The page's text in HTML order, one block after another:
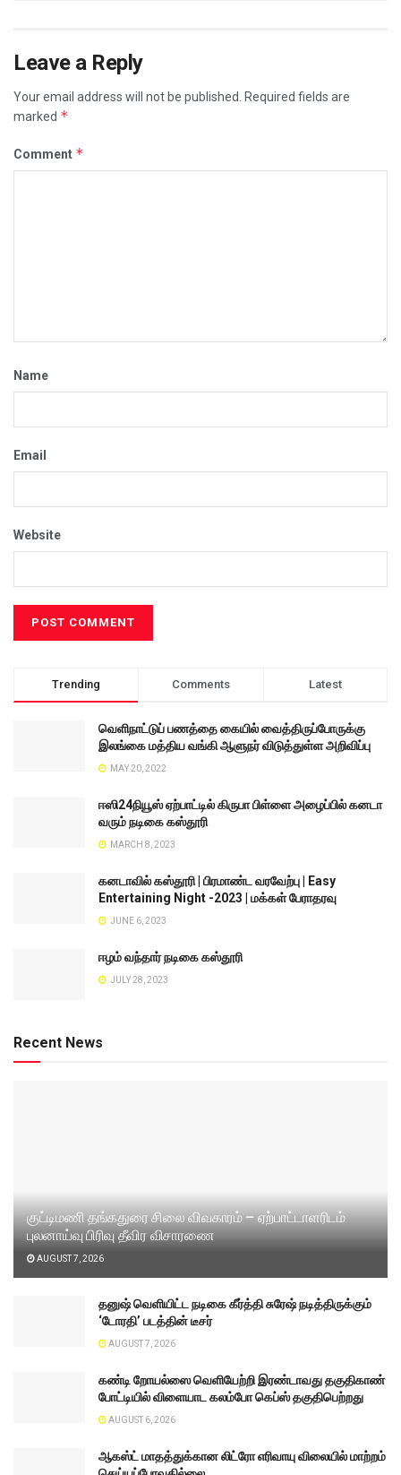
Leave a Reply
Your email address will not be published.
Required fields are
marked *
Comment *
Name
Email
Website
Trending Comments Latest
வெளிநாட்டுப் பணத்தை கையில் வைத்திருப்போருக்கு
இலங்கை மத்திய வங்கி ஆளுநர் விடுத்துள்ள அறிவிப்பு
MAY 20, 2022
ஈஸி24நியூஸ் ஏற்பாட்டில் கிருபா பிள்ளை அழைப்பில் கனடா
வரும் நடிகை கஸ்தூரி
MARCH 8, 2023
கனடாவில் கஸ்தூரி | பிரமாண்ட வரவேற்பு | Easy
Entertaining Night -2023 | மக்கள் பேராதரவு
JUNE 6, 2023
ஈழம் வந்தார் நடிகை கஸ்தூரி
JULY 28, 2023
Recent News
குட்டிமணி தங்கதுரை சிலை விவகாரம் – ஏற்பாட்டாளரிடம்
புலனாய்வு பிரிவு தீவிர விசாரணை
AUGUST 7, 2026
தனுஷ் வெளியிட்ட நடிகை கீர்த்தி சுரேஷ் நடித்திருக்கும்
‘டோரதி’ படத்தின் டீசர்
AUGUST 7, 2026
கண்டி றோயல்ஸை வெளியேற்றி இரண்டாவது தகுதிகாண்
போட்டியில் விளையாட கலம்போ கெப்ஸ் தகுதிபெற்றது
AUGUST 6, 2026
ஆகஸ்ட் மாதத்துக்கான லிட்ரோ எரிவாயு விலையில் மாற்றம்